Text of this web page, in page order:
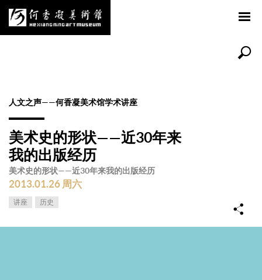
人文之声——何香凝美术馆学术讲座
美术史的形状——近30年来
我的出版经历
美术史的形状——近30年来我的出版经历
2013.01.26 周六
讲座 历史